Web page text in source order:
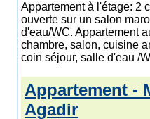
Appartement à l'étage: 2
ouverte sur un salon
d'eau/WC. Appartement
chambre, salon, cuisine
coin séjour, salle d'eau /
Appartement -
Agadir